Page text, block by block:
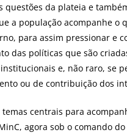
questões da plateia e
a população acompanhe o
para assim pressionar e
das políticas que são
e, não raro, se
ou de contribuição dos
temas centrais para
agora sob o comando